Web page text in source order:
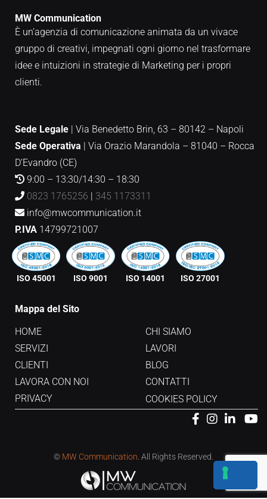
MW Communication
È un’agenzia di comunicazione animata da un vivace
gruppo di creativi, impegnati ogni giorno nel trasformare
idee e intuizioni in strategie di Marketing per i propri
clienti.
Sede Legale | Via Benedetto Brin, 63 – 80142 – Napoli
Sede Operativa | Via Orazio Marandola – 81040 – Rocca
D’Evandro (CE)
9:00 – 13:30/14:30 – 18:30
0823 1765256 | 345 1173311
info@mwcommunication.it
P.IVA 14799721007
ISO 45001 ISO 9001 ISO 14001 ISO 27001
Mappa del Sito
HOME
CHI SIAMO
SERVIZI
LAVORI
CLIENTI
BLOG
LAVORA CON NOI
CONTATTI
PRIVACY
COOKIES POLICY
© MW Communication . All Rights Reserved.